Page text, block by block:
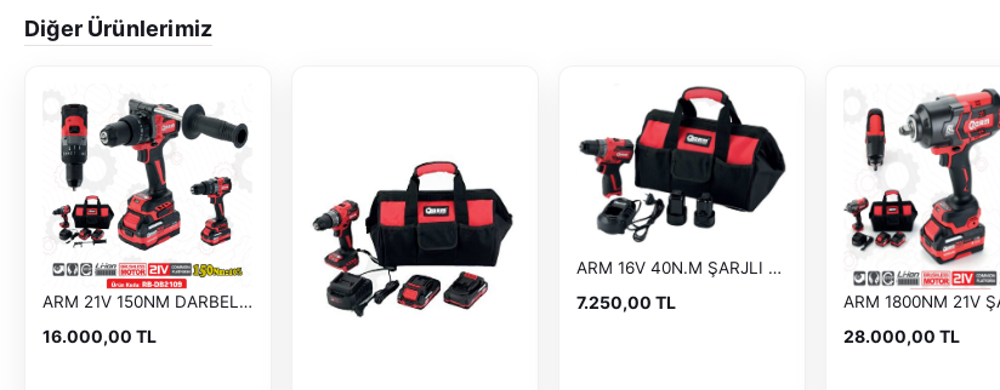
Diğer Ürünlerimiz
ARM 21V 150NM DARBELİ VİDALAMA RB-DB2109
16.000,00 TL
ARM 16V 40N.M ŞARJLI VİDALAMA
7.250,00 TL
28.000,00 TL